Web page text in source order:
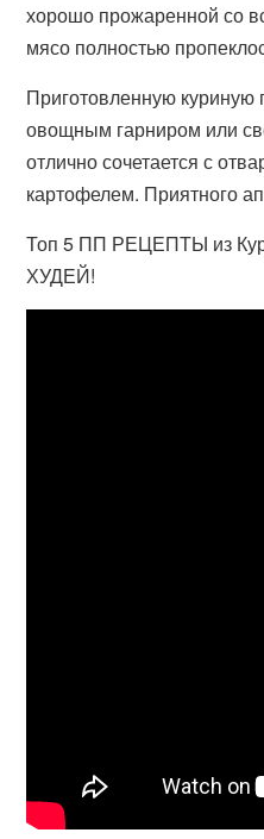
хорошо прожаренной со
мясо полностью
Приготовленную куриную
овощным гарниром или
отлично сочетается с
картофелем. Приятного
Топ 5 ПП РЕЦЕПТЫ из
ХУДЕЙ!